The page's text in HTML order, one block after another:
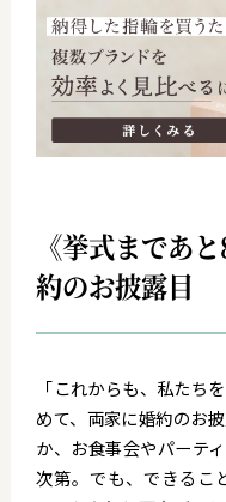
《挙式まであ
約のお披露目
「これからも、私たち
めて、両家に婚約のお
か、お食事会やパーテ
次第。でも、できるこ